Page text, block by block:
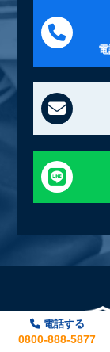
電話する
0800-888-5877